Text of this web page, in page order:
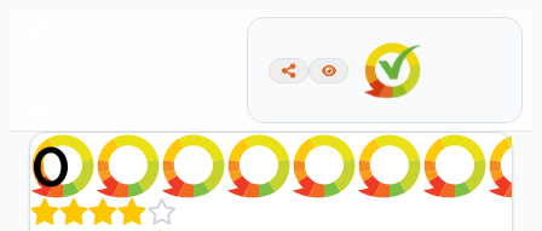
0